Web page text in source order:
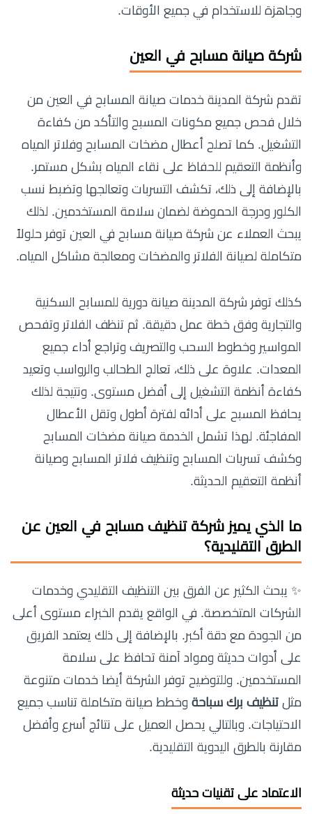
وجاهزة للاستخدام في جميع الأوقات.
شركة صيانة مسابح في العين
تقدم شركة المدينة خدمات صيانة المسابح في العين من
خلال فحص جميع مكونات المسبح والتأكد من كفاءة
التشغيل. كما تصلح أعطال مضخات المسابح وفلاتر المياه
وأنظمة التعقيم للحفاظ على نقاء المياه بشكل مستمر.
بالإضافة إلى ذلك، تكشف التسربات وتعالجها وتضبط نسب
الكلور ودرجة الحموضة لضمان سلامة المستخدمين. لذلك
يبحث العملاء عن شركة صيانة مسابح في العين توفر حلولاً
متكاملة لصيانة الفلاتر والمضخات ومعالجة مشاكل المياه.
كذلك توفر شركة المدينة صيانة دورية للمسابح السكنية
والتجارية وفق خطة عمل دقيقة. ثم تنظف الفلاتر وتفحص
المواسير وخطوط السحب والتصريف وتراجع أداء جميع
المعدات. علاوة على ذلك، تعالج الطحالب والرواسب وتعيد
كفاءة أنظمة التشغيل إلى أفضل مستوى. ونتيجة لذلك
يحافظ المسبح على أدائه لفترة أطول وتقل الأعطال
المفاجئة. لهذا تشمل الخدمة صيانة مضخات المسابح
وكشف تسربات المسابح وتنظيف فلاتر المسابح وصيانة
أنظمة التعقيم الحديثة.
ما الذي يميز شركة تنظيف مسابح في العين عن
الطرق التقليدية؟
✨ يبحث الكثير عن الفرق بين التنظيف التقليدي وخدمات
الشركات المتخصصة. في الواقع يقدم الخبراء مستوى أعلى
من الجودة مع دقة أكبر. بالإضافة إلى ذلك يعتمد الفريق
على أدوات حديثة ومواد آمنة تحافظ على سلامة
المستخدمين. وللتوضيح توفر الشركة أيضا خدمات متنوعة
مثل تنظيف برك سباحة وخطط صيانة متكاملة تناسب جميع
الاحتياجات. وبالتالي يحصل العميل على نتائج أسرع وأفضل
مقارنة بالطرق اليدوية التقليدية.
الاعتماد على تقنيات حديثة